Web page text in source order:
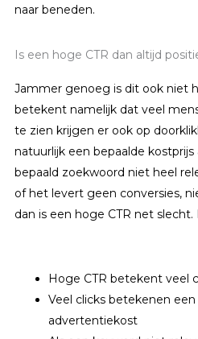
naar beneden.
Is een hoge CTR dan altijd
Jammer genoeg is dit ook niet
betekent namelijk dat veel
te zien krijgen er ook op
natuurlijk een bepaalde kostprijs
bepaald zoekwoord niet heel
of het levert geen conversies,
dan is een hoge CTR net slecht.
Hoge CTR betekent veel
Veel clicks betekenen
advertentiekost